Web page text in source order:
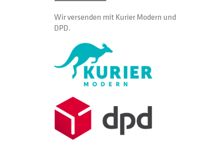
Wir versenden mit Kurier Modern und
DPD.